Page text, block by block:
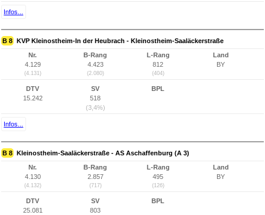
Infos...
B 8 KVP Kleinostheim-In der Heubrach - Kleinostheim-Saaläckerstraße
Nr.
4.129
(4.131)
B-Rang
4.423
(2.080)
L-Rang
812
(404)
Land
BY
DTV
15.242
SV
518
(3,4%)
BPL
Infos...
B 8 Kleinostheim-Saaläckerstraße - AS Aschaffenburg (A 3)
Nr.
4.130
(4.132)
B-Rang
2.857
(717)
L-Rang
495
(126)
Land
BY
DTV
25.081
SV
803
BPL